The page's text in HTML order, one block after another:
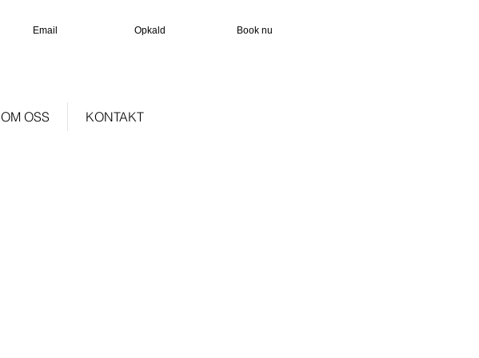
Email Book nu
Opkald
OM OSS KONTAKT